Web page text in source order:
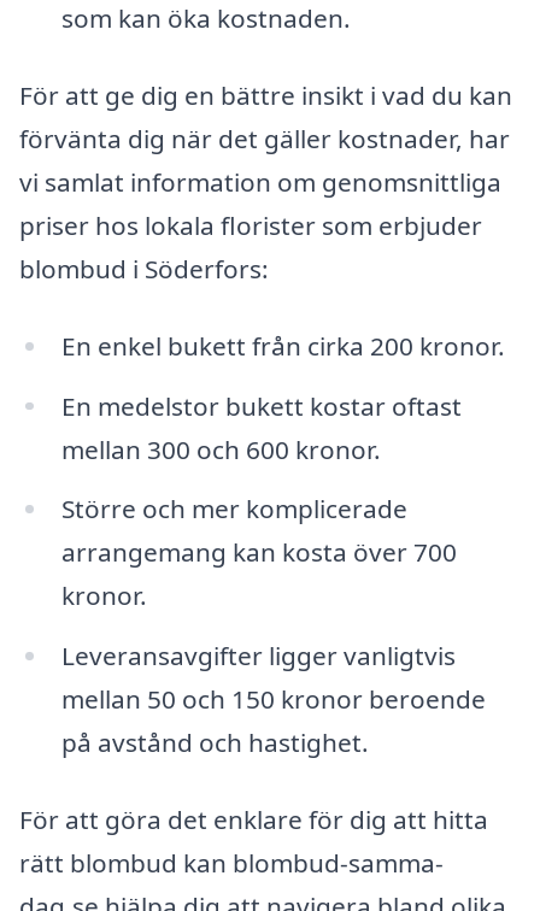
som kan öka kostnaden.
För att ge dig en bättre insikt i vad du kan
förvänta dig när det gäller kostnader, har
vi samlat information om genomsnittliga
priser hos lokala florister som erbjuder
blombud i Söderfors:
En enkel bukett från cirka 200 kronor.
En medelstor bukett kostar oftast
mellan 300 och 600 kronor.
Större och mer komplicerade
arrangemang kan kosta över 700
kronor.
Leveransavgifter ligger vanligtvis
mellan 50 och 150 kronor beroende
på avstånd och hastighet.
För att göra det enklare för dig att hitta
rätt blombud kan blombud-samma-